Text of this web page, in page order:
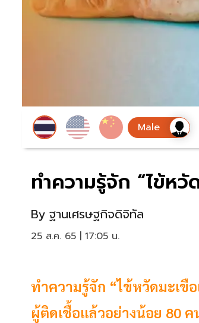
ทำความรู้จัก “ไข้หวั
By ฐานเศรษฐกิจดิจิทัล
25 ส.ค. 65 | 17:05 น.
ทำความรู้จัก “ไข้หวัดมะเขื
ผู้ติดเชื้อแล้วอย่างน้อย 80 ค